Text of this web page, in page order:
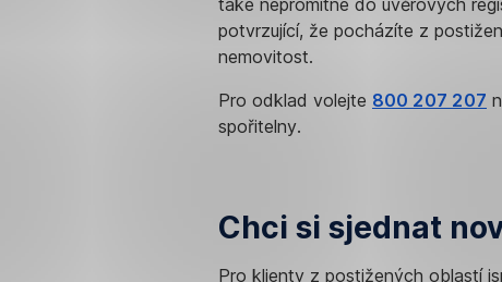
také nepromítne do úvěrových
potvrzující, že pocházíte z
nemovitost.
Pro odklad volejte 800 207 207
spořitelny.
Chci si sjednat
Pro klienty z postižených oblastí